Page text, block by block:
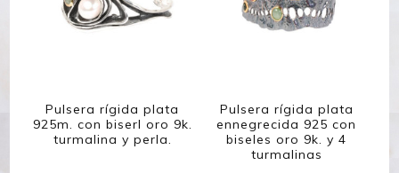
Pulsera rígida plata
925m. con biserl oro 9k.
turmalina y perla.
Pulsera rígida plata
ennegrecida 925 con
biseles oro 9k. y 4
turmalinas